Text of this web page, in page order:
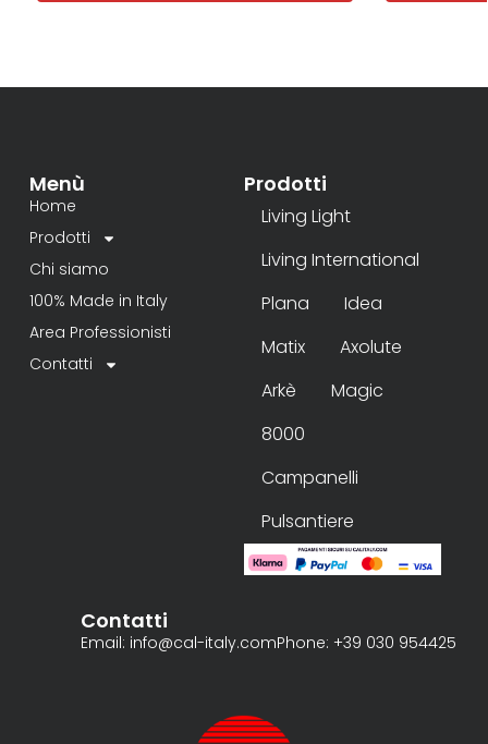
Menù
Home
Prodotti
Chi siamo
100% Made in Italy
Area Professionisti
Contatti
Prodotti
Living Light
Living International
Plana
Idea
Matix
Axolute
Arkè
Magic
8000
Campanelli
Pulsantiere
Contatti
Email: info@cal-italy.comPhone: +39 030 954425